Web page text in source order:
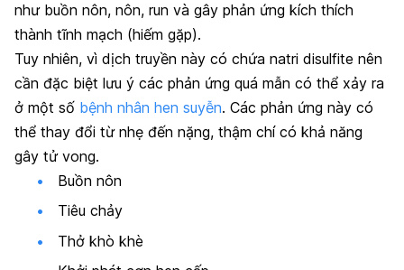
như buồn nôn, nôn, run và gây phản ứng kích thích
thành tĩnh mạch (hiếm gặp).
Tuy nhiên, vì dịch truyền này có chứa natri disulfite nên
cần đặc biệt lưu ý các phản ứng quá mẫn có thể xảy ra
ở một số bệnh nhân hen suyễn. Các phản ứng này có
thể thay đổi từ nhẹ đến nặng, thậm chí có khả năng
gây tử vong.
Buồn nôn
Tiêu chảy
Thở khò khè